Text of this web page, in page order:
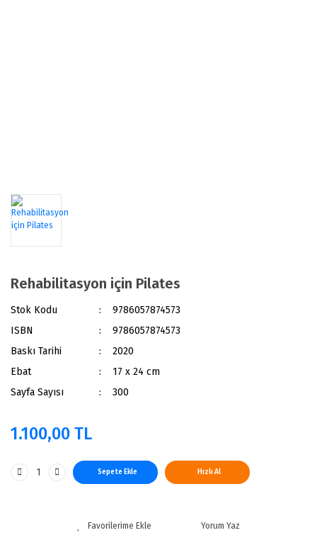
Rehabilitasyon için Pilates
Stok Kodu
9786057874573
ISBN
9786057874573
Baskı Tarihi
2020
Ebat
17 x 24 cm
Sayfa Sayısı
300
1.100,00 TL
Sepete Ekle Hızlı Al
Yorum Yaz